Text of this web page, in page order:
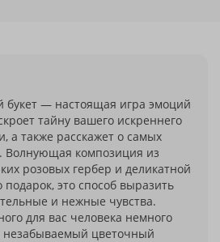
букет — настоящая игра эмоций
тайну вашего искреннего
а также расскажет о самых
Волнующая композиция из
розовых гербер и деликатной
это способ выразить
и нежные чувства.
для вас человека немного
незабываемый цветочный